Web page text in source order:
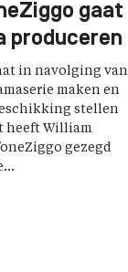
gaat
produceren
in navolging van
maken en
stellen
heeft William
gezegd